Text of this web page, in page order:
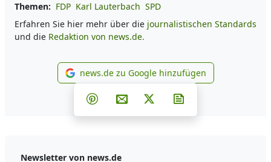
Themen: FDP Karl Lauterbach SPD
Erfahren Sie hier mehr über die journalistischen Standards
und die Redaktion von news.de.
news.de zu Google
news.de zu Google hinzufügen
Teilen auf Facebook
Teilen auf Whatsapp
Teilen auf Telegram
Teilen auf Pinterest
Per E-Mail teilen
Post auf X
Newsletter von news.de